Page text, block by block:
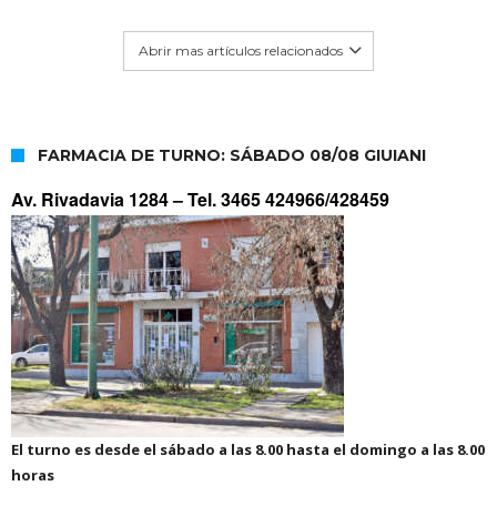
Abrir mas artículos relacionados
FARMACIA DE TURNO: SÁBADO 08/08 GIUIANI
Av. Rivadavia 1284 –Tel. 3465 424966/428459
El turno es desde el sábado a las 8.00 hasta el domingo a las 8.00
horas